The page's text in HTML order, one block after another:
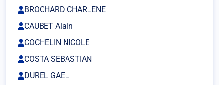
BROCHARD CHARLENE
CAUBET Alain
COCHELIN NICOLE
COSTA SEBASTIAN
DUREL GAEL